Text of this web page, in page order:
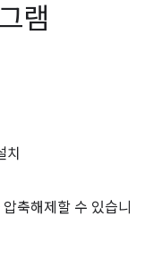
램
축해제할 수 있습니